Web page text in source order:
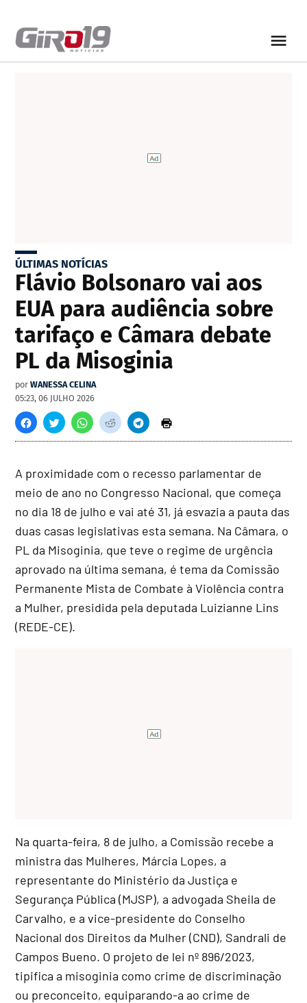
ÚLTIMAS NOTÍCIAS
Flávio Bolsonaro vai aos
EUA para audiência sobre
tarifaço e Câmara debate
PL da Misoginia
por WANESSA CELINA
05:23, 06 JULHO 2026
A proximidade com o recesso parlamentar de
meio de ano no Congresso Nacional, que começa
no dia 18 de julho e vai até 31, já esvazia a pauta das
duas casas legislativas esta semana. Na Câmara, o
PL da Misoginia, que teve o regime de urgência
aprovado na última semana, é tema da Comissão
Permanente Mista de Combate à Violência contra
a Mulher, presidida pela deputada Luizianne Lins
(REDE-CE).
Na quarta-feira, 8 de julho, a Comissão recebe a
ministra das Mulheres, Márcia Lopes, a
representante do Ministério da Justiça e
Segurança Pública (MJSP), a advogada Sheila de
Carvalho, e a vice-presidente do Conselho
Nacional dos Direitos da Mulher (CND), Sandrali de
Campos Bueno. O projeto de lei nº 896/2023,
tipifica a misoginia como crime de discriminação
ou preconceito, equiparando-a ao crime de